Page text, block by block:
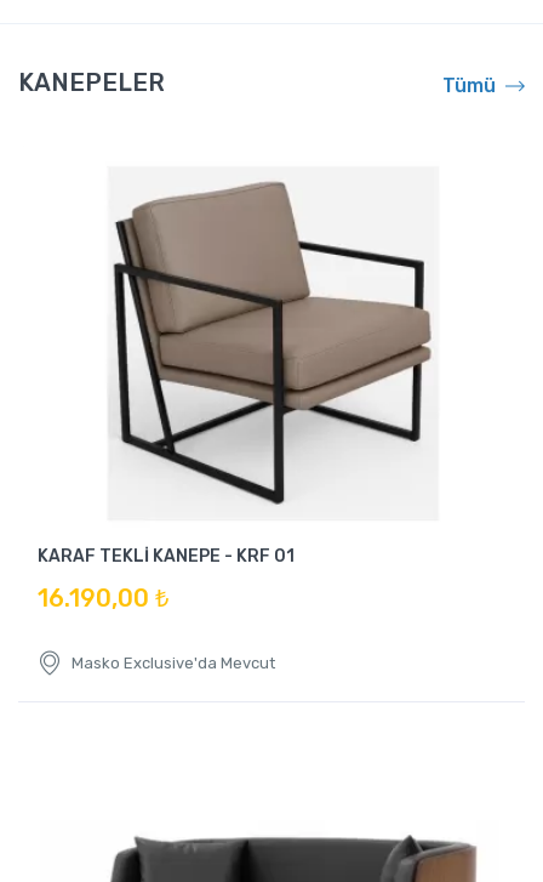
KANEPELER Tümü
KARAF TEKLİ KANEPE - KRF 01
16.190,00 ₺
Masko Exclusive'da Mevcut